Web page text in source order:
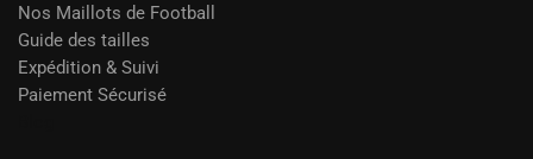
Nos Maillots de Football
Guide des tailles
Expédition & Suivi
Paiement Sécurisé